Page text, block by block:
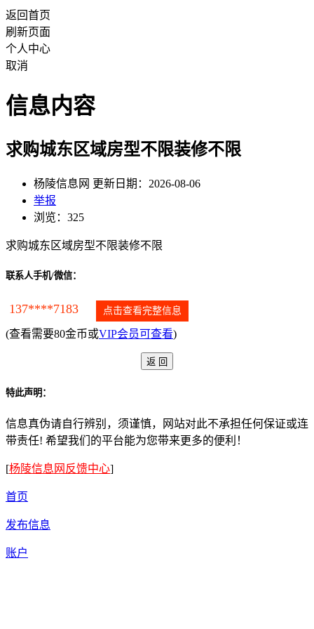
返回首页
刷新页面
个人中心
取消
信息内容
求购城东区域房型不限装修不限
杨陵信息网 更新日期：2026-08-06
举报
浏览：325
求购城东区域房型不限装修不限
联系人手机/微信：
137****7183 点击查看完整信息
(查看需要80金币或VIP会员可查看)
特此声明：
信息真伪请自行辨别，须谨慎，网站对此不承担任何保证或连
带责任! 希望我们的平台能为您带来更多的便利！
[杨陵信息网反馈中心]
首页
发布信息
账户